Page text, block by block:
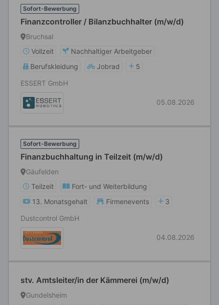
Sofort-Bewerbung
Finanzcontroller / Bilanzbuchhalter (m/w/d)
Bruchsal
Vollzeit
Nachhaltiger Arbeitgeber
Berufskleidung
Jobrad
5
ESSERT GmbH
05.08.2026
Sofort-Bewerbung
Finanzbuchhaltung in Teilzeit (m/w/d)
Gäufelden
Teilzeit
Fort- und Weiterbildung
13. Monatsgehalt
Firmenevents
3
Dustcontrol GmbH
04.08.2026
stv. Amtsleiter/in der Kämmerei (m/w/d)
Gundelsheim